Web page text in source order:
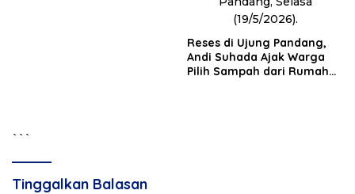
Reses di Ujung Pandang,
Andi Suhada Ajak Warga
Pilih Sampah dari Rumah
```
Tinggalkan Balasan